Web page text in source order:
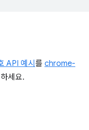
API 예시 를 chrome-
세요.